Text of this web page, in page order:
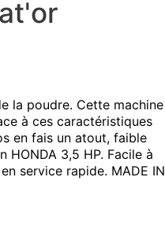
la poudre. Cette machine
à ces caractéristiques
en fais un atout, faible
3,5 HP. Facile à
service rapide. MADE IN